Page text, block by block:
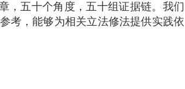
，五十个角度，五十组证据链。我们
考，能够为相关立法修法提供实践依